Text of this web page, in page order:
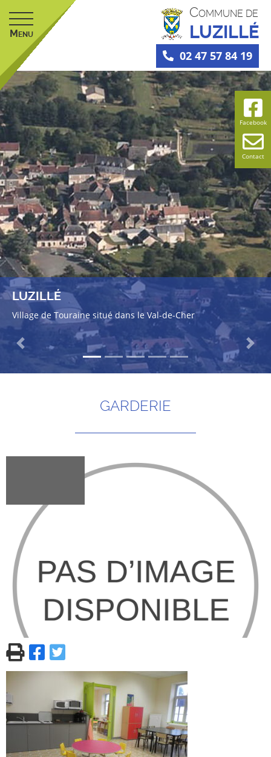
Facebook
Contact
M ENU
COMMUNE DE
LUZILLÉ
02 47 57 84 19
LUZILLÉ
Village de Touraine situé dans le Val-de-Cher
Previous Next
GARDERIE